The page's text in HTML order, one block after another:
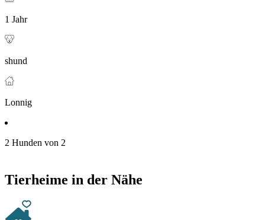
1 Jahr
shund
Lonnig
2 Hunden von 2
Tierheime in der Nähe